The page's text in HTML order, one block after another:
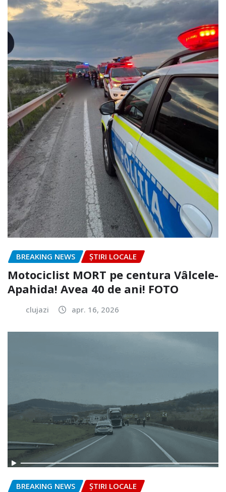
BREAKING NEWS ȘTIRI LOCALE
Motociclist MORT pe centura Vâlcele-
Apahida! Avea 40 de ani! FOTO
clujazi apr. 16, 2026
BREAKING NEWS ȘTIRI LOCALE